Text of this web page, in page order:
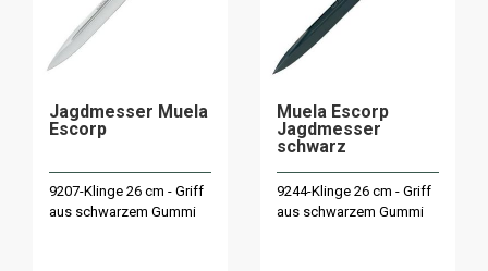
Jagdmesser Muela
Escorp
9207-Klinge 26 cm - Griff
aus schwarzem Gummi
Muela Escorp
Jagdmesser
schwarz
9244-Klinge 26 cm - Griff
aus schwarzem Gummi